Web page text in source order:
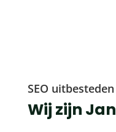
SEO
Wij zijn